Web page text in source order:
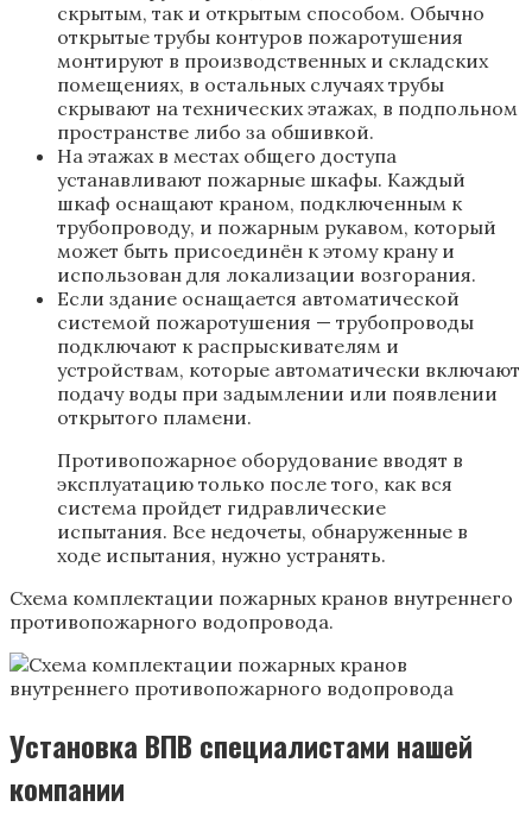
скрытым, так и открытым способом. Обычно
открытые трубы контуров пожаротушения
монтируют в производственных и складских
помещениях, в остальных случаях трубы
скрывают на технических этажах, в подпольном
пространстве либо за обшивкой.
На этажах в местах общего доступа
устанавливают пожарные шкафы. Каждый
шкаф оснащают краном, подключенным к
трубопроводу, и пожарным рукавом, который
может быть присоединён к этому крану и
использован для локализации возгорания.
Если здание оснащается автоматической
системой пожаротушения — трубопроводы
подключают к распрыскивателям и
устройствам, которые автоматически включают
подачу воды при задымлении или появлении
открытого пламени.
Противопожарное оборудование вводят в
эксплуатацию только после того, как вся
система пройдет гидравлические
испытания. Все недочеты, обнаруженные в
ходе испытания, нужно устранять.
Схема комплектации пожарных кранов внутреннего
противопожарного водопровода.
Установка ВПВ специалистами нашей
компании